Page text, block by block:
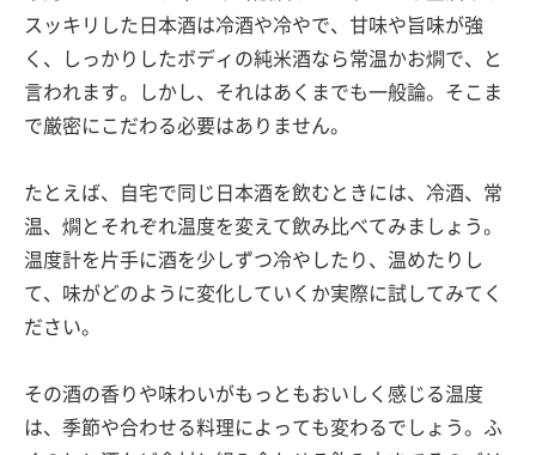
スッキリした日本酒は冷酒や冷やで、甘味や旨味が強
く、しっかりしたボディの純米酒なら常温かお燗で、と
言われます。しかし、それはあくまでも一般論。そこま
で厳密にこだわる必要はありません。
たとえば、自宅で同じ日本酒を飲むときには、冷酒、常
温、燗とそれぞれ温度を変えて飲み比べてみましょう。
温度計を片手に酒を少しずつ冷やしたり、温めたりし
て、味がどのように変化していくか実際に試してみてく
ださい。
その酒の香りや味わいがもっともおいしく感じる温度
は、季節や合わせる料理によっても変わるでしょう。ふ